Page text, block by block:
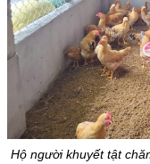
Hộ người khuyết tật